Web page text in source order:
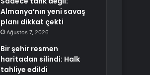
Almanya’nın yeni savaş
planı dikkat çekti
Ağustos 7, 2026
Bir şehir resmen
haritadan silindi: Halk
tahliye edildi